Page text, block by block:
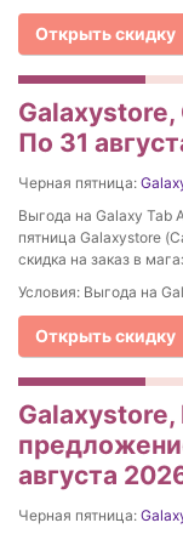
Открыть скидку
Galaxystore,
По 31
Черная пятница:
Выгода на Galaxy Tab
пятница Galaxystore
скидка на заказ в
Условия: Выгода на
Открыть скидку
августа
Черная пятница: